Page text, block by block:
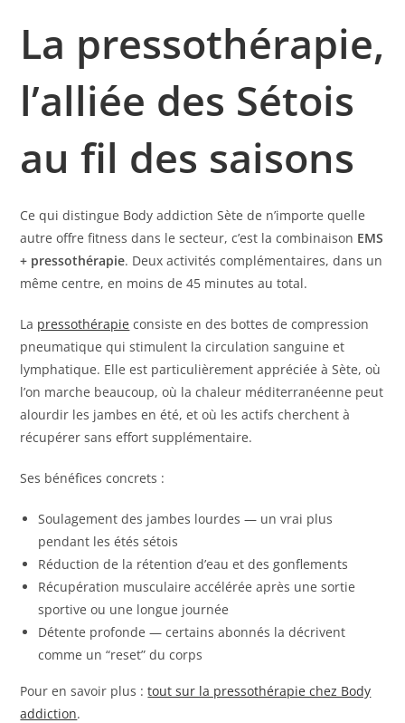
La pressothérapie,
l’alliée des Sétois
au fil des saisons
Ce qui distingue Body addiction Sète de n’importe quelle
autre offre fitness dans le secteur, c’est la combinaison EMS
+ pressothérapie. Deux activités complémentaires, dans un
même centre, en moins de 45 minutes au total.
La pressothérapie consiste en des bottes de compression
pneumatique qui stimulent la circulation sanguine et
lymphatique. Elle est particulièrement appréciée à Sète, où
l’on marche beaucoup, où la chaleur méditerranéenne peut
alourdir les jambes en été, et où les actifs cherchent à
récupérer sans effort supplémentaire.
Ses bénéfices concrets :
Soulagement des jambes lourdes — un vrai plus
pendant les étés sétois
Réduction de la rétention d’eau et des gonflements
Récupération musculaire accélérée après une sortie
sportive ou une longue journée
Détente profonde — certains abonnés la décrivent
comme un “reset” du corps
Pour en savoir plus :tout sur la pressothérapie chez Body
addiction.